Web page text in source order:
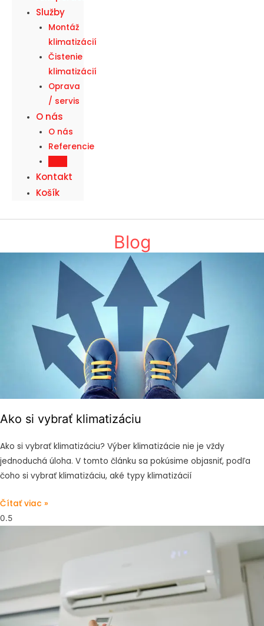
Služby
Montáž
klimatizácií
Čistenie
klimatizácií
Oprava
/ servis
O nás
O nás
Referencie
Kontakt
Košík
Blog
Ako si vybrať klimatizáciu
Ako si vybrať klimatizáciu? Výber klimatizácie nie je vždy
jednoduchá úloha. V tomto článku sa pokúsime objasniť, podľa
čoho si vybrať klimatizáciu, aké typy klimatizácií
Čítať viac »